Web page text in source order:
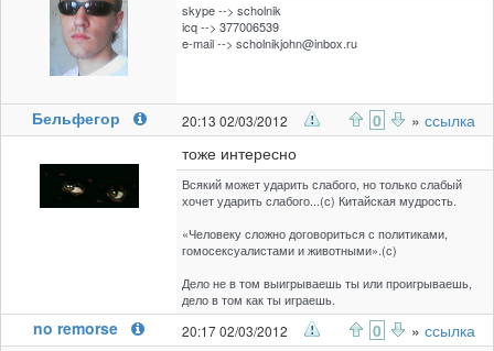
skype --> scholnik
icq --> 377006539
e-mail --> scholnikjohn@inbox.ru
Бельфегор 20:13 02/03/2012 0 » ссылка
тоже интересно
Всякий может ударить слабого, но только слабый
хочет ударить слабого...(с) Китайская мудрость.
«Человеку сложно договориться с политиками,
гомосексуалистами и животными».(с)
Дело не в том выигрываешь ты или проигрываешь,
дело в том как ты играешь.
no remorse 20:17 02/03/2012 0 » ссылка